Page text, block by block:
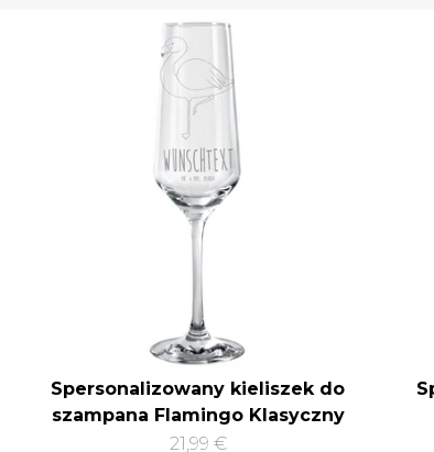
Spersonalizowany kieliszek do
szampana Flamingo Klasyczny
21,99 €